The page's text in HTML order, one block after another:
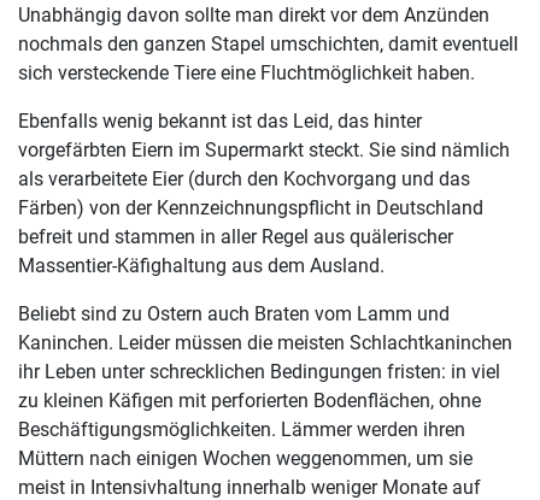
Unabhängig davon sollte man direkt vor dem Anzünden
nochmals den ganzen Stapel umschichten, damit eventuell
sich versteckende Tiere eine Fluchtmöglichkeit haben.
Ebenfalls wenig bekannt ist das Leid, das hinter
vorgefärbten Eiern im Supermarkt steckt. Sie sind nämlich
als verarbeitete Eier (durch den Kochvorgang und das
Färben) von der Kennzeichnungspflicht in Deutschland
befreit und stammen in aller Regel aus quälerischer
Massentier-Käfighaltung aus dem Ausland.
Beliebt sind zu Ostern auch Braten vom Lamm und
Kaninchen. Leider müssen die meisten Schlachtkaninchen
ihr Leben unter schrecklichen Bedingungen fristen: in viel
zu kleinen Käfigen mit perforierten Bodenflächen, ohne
Beschäftigungsmöglichkeiten. Lämmer werden ihren
Müttern nach einigen Wochen weggenommen, um sie
meist in Intensivhaltung innerhalb weniger Monate auf